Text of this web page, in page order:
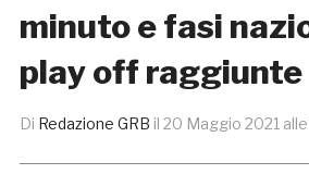
minuto e fasi
play off raggiunte
Di Redazione GRB il 20 Maggio 2021 alle